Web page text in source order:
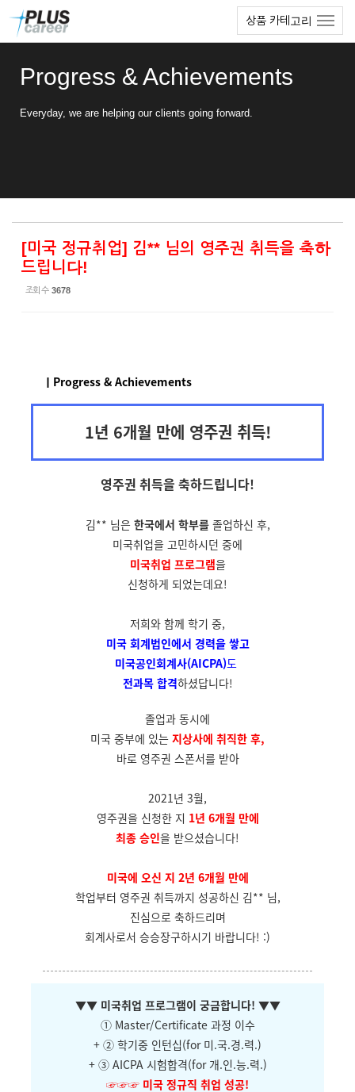
상품 카테고리
Progress & Achievements
Everyday, we are helping our clients going forward.
[미국 정규취업] 김** 님의 영주권 취득을 축하
드립니다!
조회 수 3678
ㅣProgress & Achievements
1년 6개월 만에 영주권 취득!
영주권 취득을 축하드립니다!
김** 님은 한국에서 학부를졸업하신 후,
미국취업을 고민하시던 중에
미국취업 프로그램을
신청하게 되었는데요!
저희와 함께 학기 중,
미국 회계법인에서 경력을 쌓고
미국공인회계사(AICPA)도
전과목 합격하셨답니다!
졸업과 동시에
미국 중부에 있는 지상사에 취직한 후,
바로 영주권 스폰서를 받아
2021년 3월,
영주권을 신청한 지 1년 6개월 만에
최종 승인을 받으셨습니다!
미국에 오신 지 2년 6개월 만에
학업부터 영주권 취득까지 성공하신 김** 님,
진심으로 축하드리며
회계사로서 승승장구하시기 바랍니다! :)
▼▼ 미국취업 프로그램이 궁금합니다! ▼▼
① Master/Certificate 과정 이수
+ ② 학기중 인턴십(for 미.국.경.력.)
+ ③ AICPA 시험합격(for 개.인.능.력.)
☞☞☞ 미국 정규직 취업 성공!